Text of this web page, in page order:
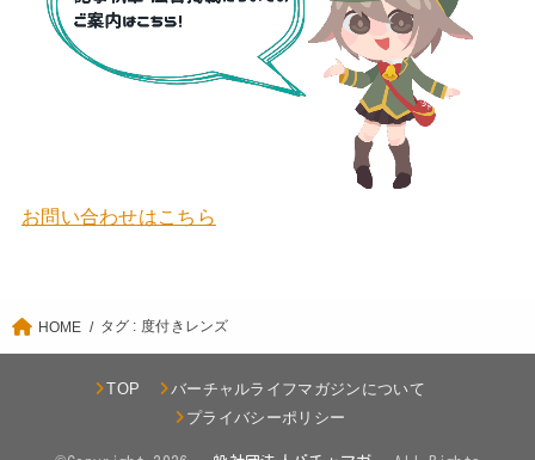
お問い合わせはこちら
HOME タグ : 度付きレンズ
TOP
バーチャルライフマガジンについて
プライバシーポリシー